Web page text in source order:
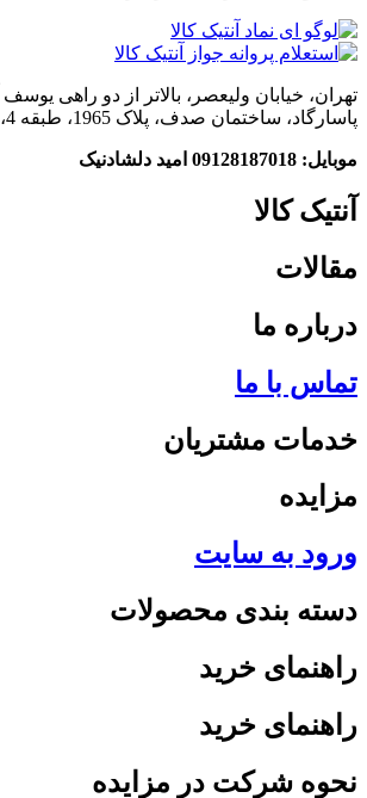
تهران، خیابان ولیعصر، بالاتر از دو راهی یوسف
پاسارگاد، ساختمان صدف، پلاک 1965، طبقه 4، واحد 11
موبایل: 09128187018 امید دلشادنیک
آنتیک کالا
مقالات
درباره ما
تماس با ما
خدمات مشتریان
مزایده
ورود به سایت
دسته بندی محصولات
راهنمای خرید
راهنمای خرید
نحوه شرکت در مزایده